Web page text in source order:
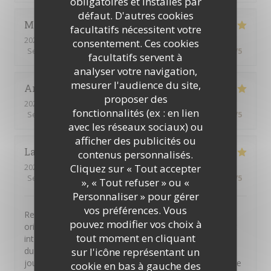
défaut. D'autres cookies
facultatifs nécessitent votre
consentement. Ces cookies
facultatifs servent à
analyser votre navigation,
mesurer l'audience du site,
proposer des
fonctionnalités (ex : en lien
avec les réseaux sociaux) ou
afficher des publicités ou
contenus personnalisés.
Cliquez sur « Tout accepter
», « Tout refuser » ou «
Personnaliser » pour gérer
vos préférences. Vous
pouvez modifier vos choix à
tout moment en cliquant
sur l'icône représentant un
cookie en bas à gauche des
Margaux R
2026-07-19
- 12:45 - Couverts 2
Service
Ambiance:4 /5 Cuisine: 5/5 Qualité / Prix /5
Arnaud
2026-07-17
- 19:30 - Couverts 2
Service
Ambiance:5/5 Cuisine: 5 /5 Qualité / Prix /5
Laurent
2026-07-15
- 13:30 - Couverts 2
Service
Ambiance 5/5 Cuisine Qualité / Prix /5
Restaurant et cartes qui valent le détour. Des plats
originaux aux classiques (comme les moules), tout est
intéressant et bien cuisiné. Seul bémol, nous avons eu
du mal à comprendre toute l'offre, entre les plats du
jour, les ardoises et le menu : une aide est la bienvenue